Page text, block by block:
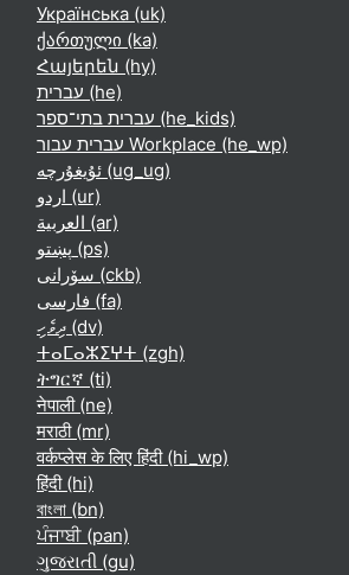
Українська ‎(uk)‎
ქართული ‎(ka)‎
Հայերեն ‎(hy)‎
עברית ‎(he)‎
עברית בתי־ספר ‎(he_kids)‎
עברית עבור Workplace ‎(he_wp)‎
ئۇيغۇرچە ‎(ug_ug)‎
اردو ‎(ur)‎
العربية ‎(ar)‎
پښتو ‎(ps)‎
سۆرانی ‎(ckb)‎
فارسی ‎(fa)‎
ދިވެހި ‎(dv)‎
ⵜⴰⵎⴰⵣⵉⵖⵜ ‎(zgh)‎
ትግርኛ ‎(ti)‎
नेपाली ‎(ne)‎
मराठी ‎(mr)‎
वर्कप्लेस के लिए हिंदी ‎(hi_wp)‎
हिंदी ‎(hi)‎
বাংলা ‎(bn)‎
ਪੰਜਾਬੀ ‎(pan)‎
ગુજરાતી ‎(gu)‎